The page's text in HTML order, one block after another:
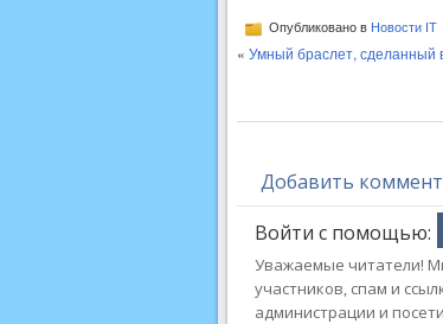
Опубликовано в Новости IT
« Умный браслет, сделанный
Добавить
Войти с помощью:
Уважаемые читатели!
участников, спам и
администрации и